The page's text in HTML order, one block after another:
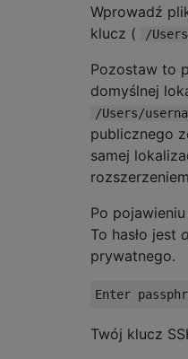
Wprowadź
klucz (
/
Pozostaw to
domyślnej
/Users/
publicznego
samej
Po
To hasło jest
prywatnego.
Enter
Twój klucz